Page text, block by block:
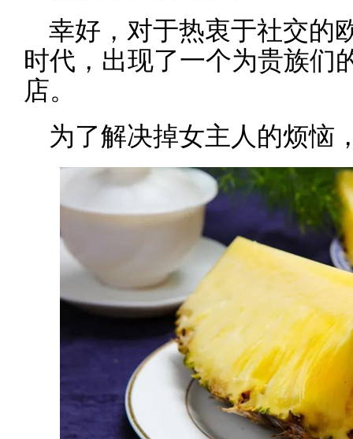
幸好，对于热衷于社交的
时代，出现了一个为贵族们
店。
为了解决掉女主人的烦恼